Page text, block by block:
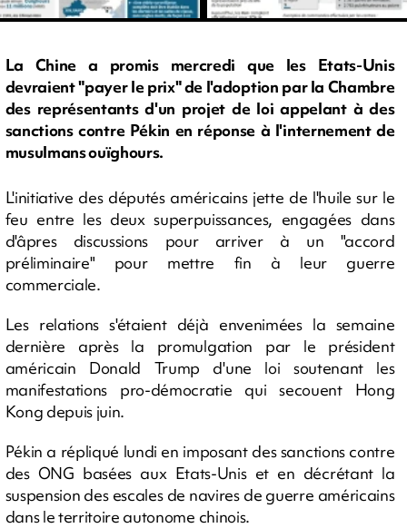
La Chine a promis mercredi que les Etats-Unis
devraient "payer le prix" de l'adoption par la Chambre
des représentants d'un projet de loi appelant à des
sanctions contre Pékin en réponse à l'internement de
musulmans ouïghours.
L'initiative des députés américains jette de l'huile sur le
feu entre les deux superpuissances, engagées dans
d'âpres discussions pour arriver à un "accord
préliminaire" pour mettre fin à leur guerre
commerciale.
Les relations s'étaient déjà envenimées la semaine
dernière après la promulgation par le président
américain Donald Trump d'une loi soutenant les
manifestations pro-démocratie qui secouent Hong
Kong depuis juin.
Pékin a répliqué lundi en imposant des sanctions contre
des ONG basées aux Etats-Unis et en décrétant la
suspension des escales de navires de guerre américains
dans le territoire autonome chinois.